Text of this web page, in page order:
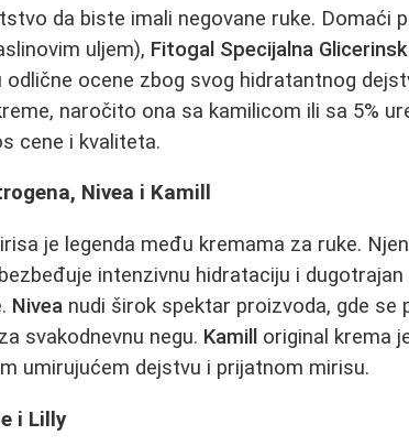
da biste imali negovane ruke. Domaći
uljem), Fitogal Specijalna
odlične ocene zbog svog hidratantnog
naročito ona sa kamilicom ili sa 5%
cene i kvaliteta.
Nivea i Kamill
je legenda među kremama za ruke.
intenzivnu hidrataciju i
Nivea nudi širok spektar proizvoda, gde se
za svakodnevnu negu. Kamill
original krema
umirujućem dejstvu i prijatnom mirisu.
i Lilly